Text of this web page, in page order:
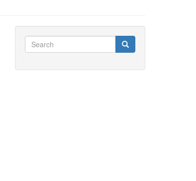
Search
Search Search